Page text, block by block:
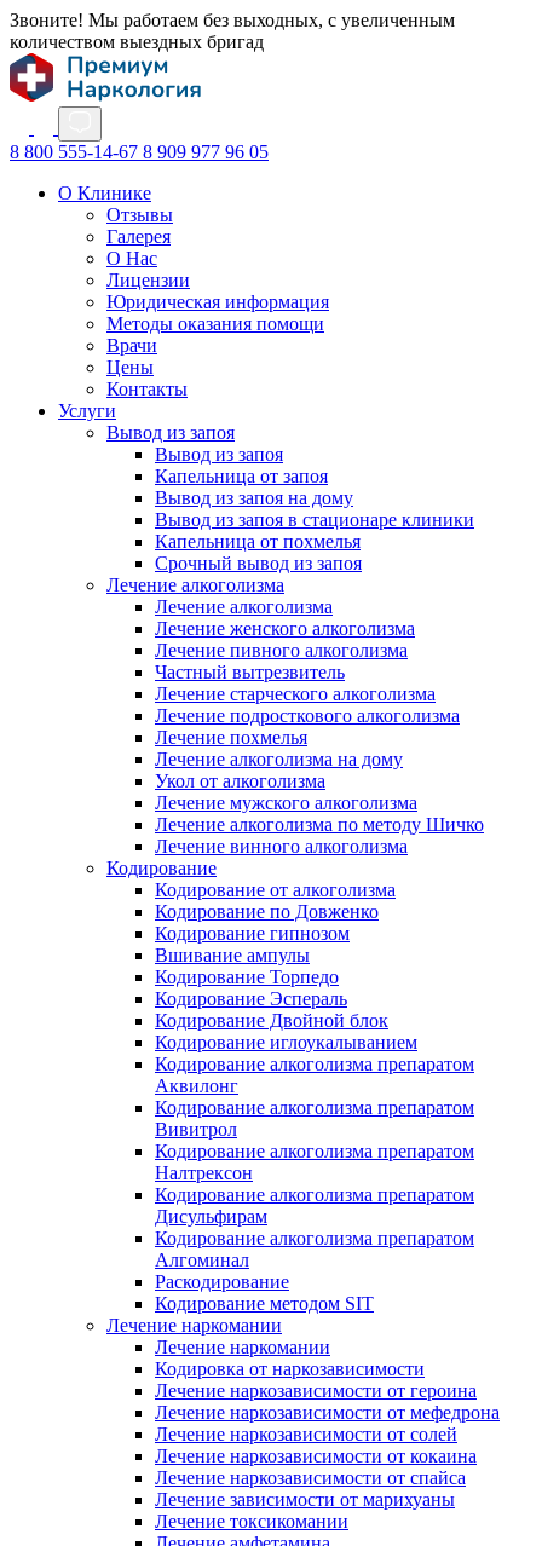
Звоните! Мы работаем без выходных, с увеличенным
количеством выездных бригад
8 800 555-14-67 8 909 977 96 05
О Клинике
Отзывы
Галерея
О Нас
Лицензии
Юридическая информация
Методы оказания помощи
Врачи
Цены
Контакты
Услуги
Вывод из запоя
Вывод из запоя
Капельница от запоя
Вывод из запоя на дому
Вывод из запоя в стационаре клиники
Капельница от похмелья
Срочный вывод из запоя
Лечение алкоголизма
Лечение алкоголизма
Лечение женского алкоголизма
Лечение пивного алкоголизма
Частный вытрезвитель
Лечение старческого алкоголизма
Лечение подросткового алкоголизма
Лечение похмелья
Лечение алкоголизма на дому
Укол от алкоголизма
Лечение мужского алкоголизма
Лечение алкоголизма по методу Шичко
Лечение винного алкоголизма
Кодирование
Кодирование от алкоголизма
Кодирование по Довженко
Кодирование гипнозом
Вшивание ампулы
Кодирование Торпедо
Кодирование Эспераль
Кодирование Двойной блок
Кодирование иглоукалыванием
Кодирование алкоголизма препаратом
Аквилонг
Кодирование алкоголизма препаратом
Вивитрол
Кодирование алкоголизма препаратом
Налтрексон
Кодирование алкоголизма препаратом
Дисульфирам
Кодирование алкоголизма препаратом
Алгоминал
Раскодирование
Кодирование методом SIT
Лечение наркомании
Лечение наркомании
Кодировка от наркозависимости
Лечение наркозависимости от героина
Лечение наркозависимости от мефедрона
Лечение наркозависимости от солей
Лечение наркозависимости от кокаина
Лечение наркозависимости от спайса
Лечение зависимости от марихуаны
Лечение токсикомании